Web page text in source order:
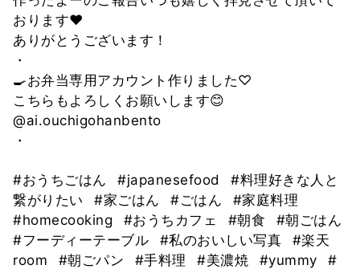
おります❤
ありがとうございます！
・
🍳お弁当専用アカウント作りました♡
こちらもよろしくお願いします😊
@ai.ouchigohanbento
・
#おうちごはん #japanesefood
#料理好きな人と
繋がりたい
#家ごはん #ごはん
#家庭料理
#homecooking
#おうちカフェ #朝食
#朝ごはん
#フーディーテーブル
#私のおいしい写真
#楽天
room
#朝ごパン #手料理 #美濃焼 #yummy
#